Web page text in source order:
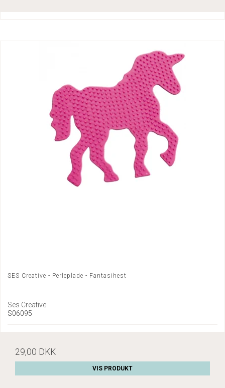
SES Creative - Perleplade - Fantasihest
Ses Creative
S06095
29,00 DKK
VIS PRODUKT